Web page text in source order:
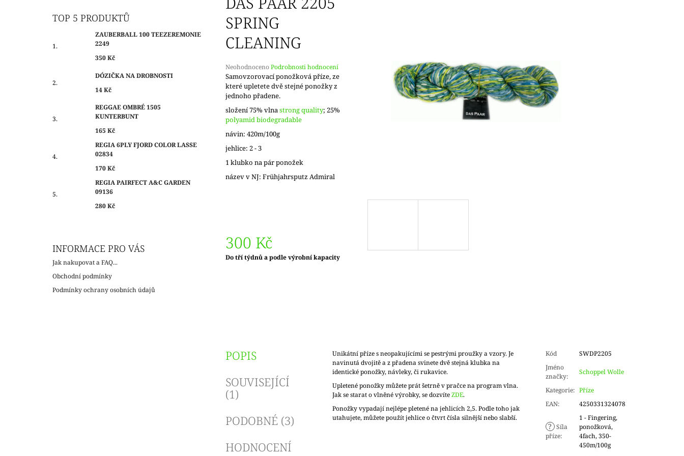
TOP 5 PRODUKTŮ
ZAUBERBALL 100 TEEZEREMONIE
2249
350 Kč
DÓZIČKA NA DROBNOSTI
14 Kč
REGGAE OMBRÉ 1505
KUNTERBUNT
165 Kč
REGIA 6PLY FJORD COLOR LASSE
02834
170 Kč
REGIA PAIRFECT A&C GARDEN
09136
280 Kč
INFORMACE PRO VÁS
Jak nakupovat a FAQ...
Obchodní podmínky
Podmínky ochrany osobních údajů
SPRING
CLEANING
Průměrné
hodnocení
produktu
je
z
5
hvězdiček.
NeohodnocenoPodrobnosti hodnocení
Samovzorovací ponožková příze, ze
které upletete dvě stejné ponožky z
jednoho přadene.
složení 75% vlnastrong quality; 25%
polyamid biodegradable
návin: 420m/100g
jehlice: 2 - 3
1 klubko na pár ponožek
název v NJ: Frühjahrsputz Admiral
300 Kč
Měrná
Do tří týdnů a podle výrobní kapacity
POPIS
SOUVISEJÍCÍ
(1)
PODOBNÉ (3)
HODNOCENÍ
Unikátní příze s neopakujícími se pestrými proužky a vzory. Je
navinutá dvojitě a z přadena svinete dvě stejná klubka na
identické ponožky, návleky, či rukavice.
Upletené ponožky můžete prát šetrně v pračce na program vlna.
Jak se starat o vlněné výrobky, se dozvíteZDE.
Ponožky vypadají nejlépe pletené na jehlicích 2,5. Podle toho jak
utahujete, můžete použít jehlice o čtvrt čísla silnější nebo slabší.
Kód
SWDP2205
Jméno
značky:
Schoppel Wolle
Kategorie: Příze
EAN: 4250331324078
? Síla
příze:
1 - Fingering,
ponožková,
4fach, 350-
450m/100g